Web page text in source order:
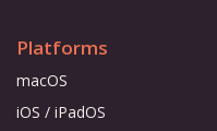
Platforms
macOS
iOS / iPadOS